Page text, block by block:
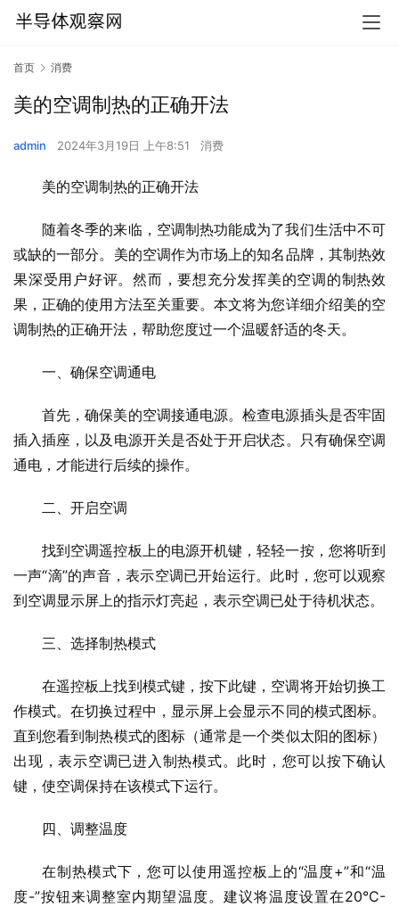
首页 消费
美的空调制热的正确开法
admin 2024年3月19日 上午8:51 消费
美的空调制热的正确开法
随着冬季的来临，空调制热功能成为了我们生活中不可
或缺的一部分。美的空调作为市场上的知名品牌，其制热效
果深受用户好评。然而，要想充分发挥美的空调的制热效
果，正确的使用方法至关重要。本文将为您详细介绍美的空
调制热的正确开法，帮助您度过一个温暖舒适的冬天。
一、确保空调通电
首先，确保美的空调接通电源。检查电源插头是否牢固
插入插座，以及电源开关是否处于开启状态。只有确保空调
通电，才能进行后续的操作。
二、开启空调
找到空调遥控板上的电源开机键，轻轻一按，您将听到
一声“滴”的声音，表示空调已开始运行。此时，您可以观察
到空调显示屏上的指示灯亮起，表示空调已处于待机状态。
三、选择制热模式
在遥控板上找到模式键，按下此键，空调将开始切换工
作模式。在切换过程中，显示屏上会显示不同的模式图标。
直到您看到制热模式的图标（通常是一个类似太阳的图标）
出现，表示空调已进入制热模式。此时，您可以按下确认
键，使空调保持在该模式下运行。
四、调整温度
在制热模式下，您可以使用遥控板上的“温度+”和“温
度-”按钮来调整室内期望温度。建议将温度设置在20°C-